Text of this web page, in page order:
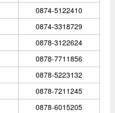
0874-5122410
0874-3318729
0878-3122624
0878-7711856
0878-5223132
0878-7211245
0878-6015205